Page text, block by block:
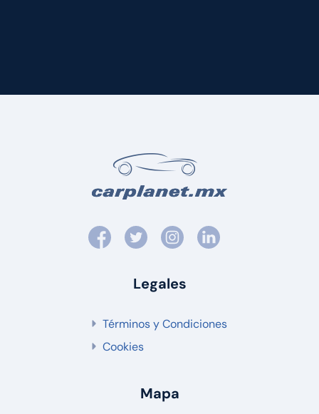
Legales
Términos y Condiciones
Cookies
Mapa